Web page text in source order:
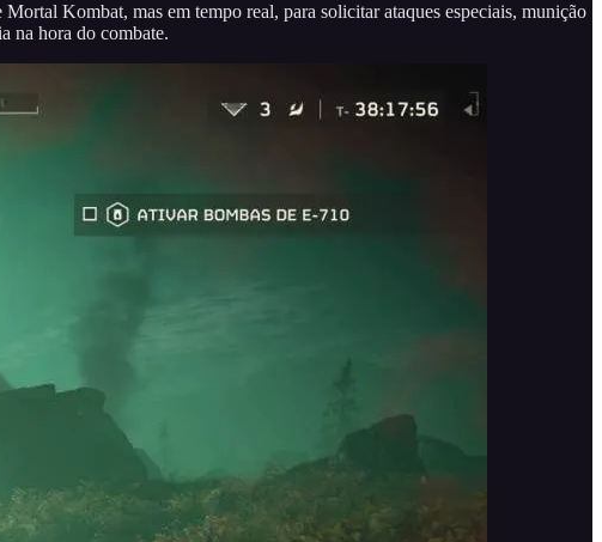
Kombat, mas em tempo real, para solicitar ataques especiais, munição
na hora do combate.